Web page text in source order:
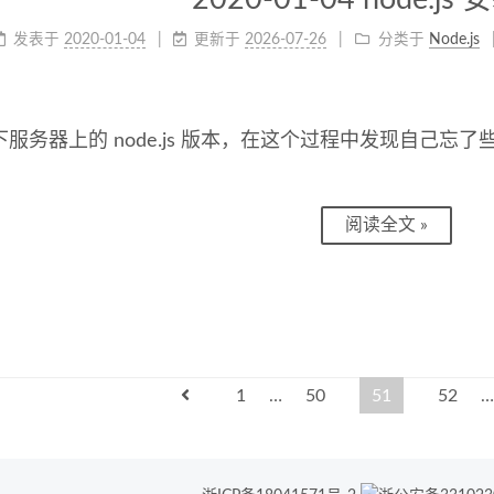
发表于 2020-01-04 更新于 2026-07-26 分类于 Node.js
服务器上的 node.js 版本，在这个过程中发现自己忘了
阅读全文 »
1 … 50 51 52 …